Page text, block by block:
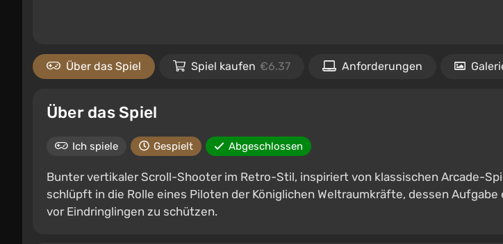
Über das Spiel Spiel kaufen €6.37 Anforderungen
Über das Spiel
Ich spiele Gespielt Abgeschlossen
Bunter vertikaler Scroll-Shooter im Retro-Stil, inspiriert von klassischen Arcade-
schlüpft in die Rolle eines Piloten der Königlichen Weltraumkräfte, dessen Aufgabe
vor Eindringlingen zu schützen.